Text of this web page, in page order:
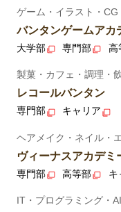
ゲーム・イラスト・CG
バンタンゲームアカ
大学部 専門部 高
製菓・カフェ・調理・
レコールバンタン
専門部 キャリア
ヘアメイク・ネイル・
ヴィーナスアカデミ
専門部 高等部 キ
IT・プログラミング・